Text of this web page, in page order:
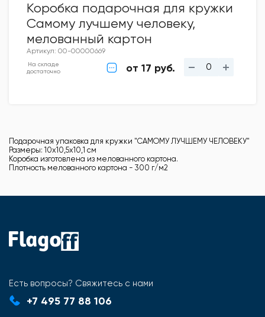
Коробка подарочная для кружки
Самому лучшему человеку,
мелованный картон
Артикул: 00-00000669
На складе
достаточно
от 17 руб.
Подарочная упаковка для кружки "САМОМУ ЛУЧШЕМУ ЧЕЛОВЕКУ"
Размеры: 10х10,5х10,1 см
Коробка изготовлена из мелованного картона.
Плотность мелованного картона - 300 г/м2
Есть вопросы? Свяжитесь с нами
+7 495 77 88 106